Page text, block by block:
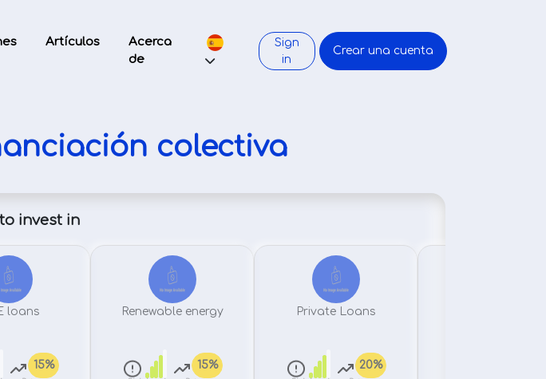
Artículos
Acerca
de
Sign
in
Crear una cuenta
colectiva
invest in
loans
15%
Renewable energy
15%
Private Loans
20%